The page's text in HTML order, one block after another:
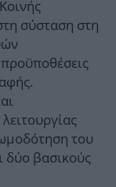
σύσταση στη
του
δύο βασικούς